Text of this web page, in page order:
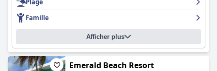
Plage
Famille
Afficher plus
Emerald Beach Resort